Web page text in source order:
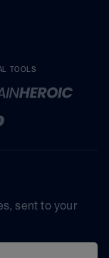
TOOLS
sent to your